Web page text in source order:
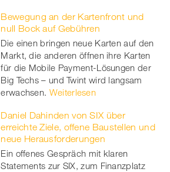
Bewegung an der Kartenfront und
null Bock auf Gebühren
Die einen bringen neue Karten auf den
Markt, die anderen öffnen ihre Karten
für die Mobile Payment-Lösungen der
Big Techs – und Twint wird langsam
erwachsen. Weiterlesen
Daniel Dahinden von SIX über
erreichte Ziele, offene Baustellen und
neue Herausforderungen
Ein offenes Gespräch mit klaren
Statements zur SIX, zum Finanzplatz